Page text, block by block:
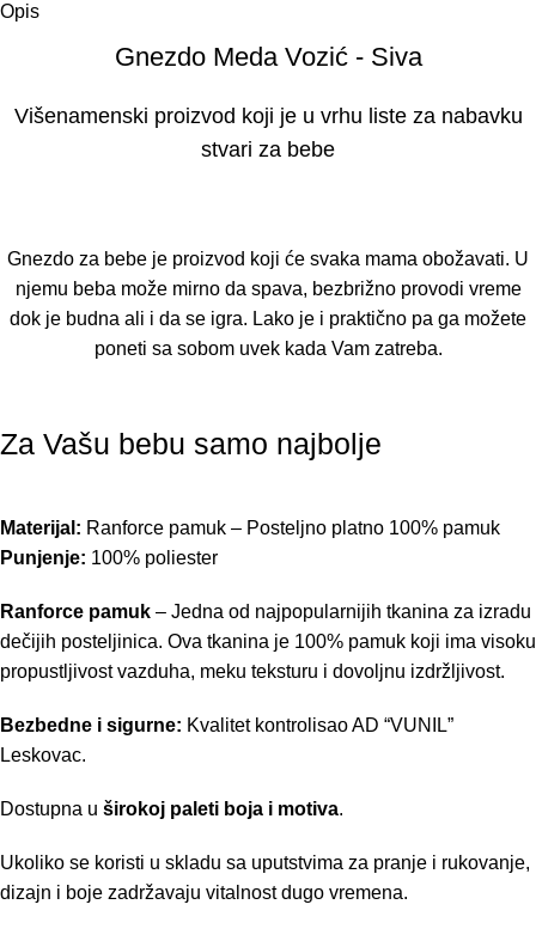
Opis
Gnezdo Meda Vozić - Siva
Višenamenski proizvod koji je u vrhu liste za nabavku
stvari za bebe
Gnezdo za bebe je proizvod koji će svaka mama obožavati. U
njemu beba može mirno da spava, bezbrižno provodi vreme
dok je budna ali i da se igra. Lako je i praktično pa ga možete
poneti sa sobom uvek kada Vam zatreba.
Za Vašu bebu samo najbolje
Materijal: Ranforce pamuk – Posteljno platno 100% pamuk
Punjenje: 100% poliester
Ranforce pamuk – Jedna od najpopularnijih tkanina za izradu
dečijih posteljinica. Ova tkanina je 100% pamuk koji ima visoku
propustljivost vazduha, meku teksturu i dovoljnu izdržljivost.
Bezbedne i sigurne: Kvalitet kontrolisao AD “VUNIL”
Leskovac.
Dostupna u širokoj paleti boja i motiva.
Ukoliko se koristi u skladu sa uputstvima za pranje i rukovanje,
dizajn i boje zadržavaju vitalnost dugo vremena.